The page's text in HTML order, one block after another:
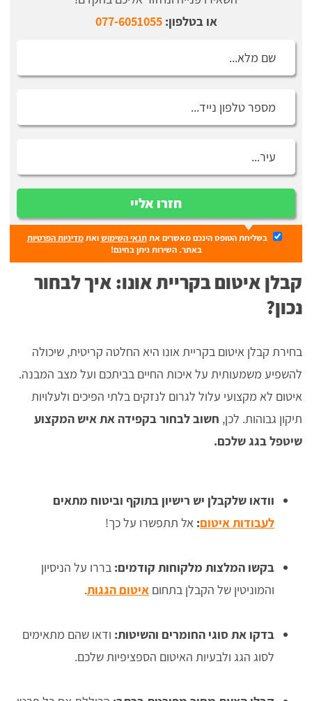
או בטלפון:077-6051055
חזרו אליי
בשליחת הטופס הינכם מאשרים אתתנאי השימושואתמדיניות הפרטיות
באתר. השירות ניתן בחינם!
קבלן איטום בקריית אונו: איך לבחור
נכון?
בחירת קבלן איטום בקריית אונו היא החלטה קריטית, שיכולה
להשפיע משמעותית על איכות החיים בביתכם ועל מצב המבנה.
איטום לא מקצועי עלול לגרום לנזקים בלתי הפיכים ולעלויות
תיקון גבוהות. לכן, חשוב לבחור בקפידה את איש המקצוע
שיטפל בגג שלכם.
וודאו שלקבלן יש רישיון בתוקף וביטוח מתאים
לעבודות איטום: אל תתפשרו על כך!
בקשו המלצות מלקוחות קודמים: בררו על הניסיון
והמוניטין של הקבלן בתחום איטום הגגות.
בדקו את סוגי החומרים והשיטות: ודאו שהם מתאימים
לסוג הגג ולבעיות האיטום הספציפיות שלכם.